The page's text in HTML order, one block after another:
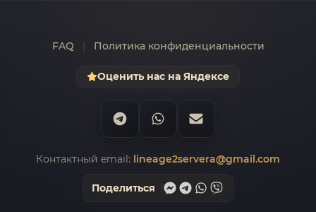
FAQ Политика конфиденциальности
Оценить нас на Яндексе
Контактный email: lineage2servera@gmail.com
Поделиться